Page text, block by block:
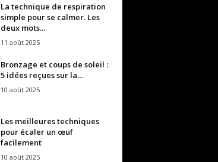
La technique de respiration
simple pour se calmer. Les
deux mots...
11 août 2025
Bronzage et coups de soleil :
5 idées reçues sur la...
10 août 2025
Les meilleures techniques
pour écaler un œuf
facilement
10 août 2025